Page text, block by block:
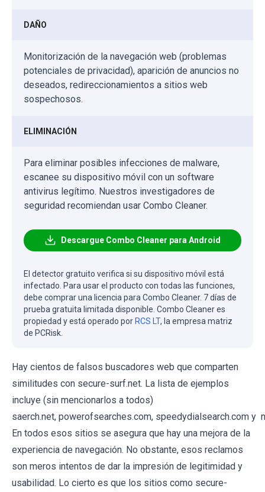
DAÑO
Monitorización de la navegación web (problemas
potenciales de privacidad), aparición de anuncios no
deseados, redireccionamientos a sitios web
sospechosos.
ELIMINACIÓN
Para eliminar posibles infecciones de malware,
escanee su dispositivo móvil con un software
antivirus legítimo. Nuestros investigadores de
seguridad recomiendan usar Combo Cleaner.
Descargue Combo Cleaner para Android
El detector gratuito verifica si su dispositivo móvil está
infectado. Para usar el producto con todas las funciones,
debe comprar una licencia para Combo Cleaner. 7 días de
prueba gratuita limitada disponible. Combo Cleaner es
propiedad y está operado porRCS LT, la empresa matriz
de PCRisk.
Hay cientos de falsos buscadores web que comparten
similitudes con secure-surf.net. La lista de ejemplos
incluye (sin mencionarlos a todos)
saerch.net, powerofsearches.com, speedydialsearch.com y
En todos esos sitios se asegura que hay una mejora de la
experiencia de navegación. No obstante, esos reclamos
son meros intentos de dar la impresión de legitimidad y
usabilidad. Lo cierto es que los sitios como secure-